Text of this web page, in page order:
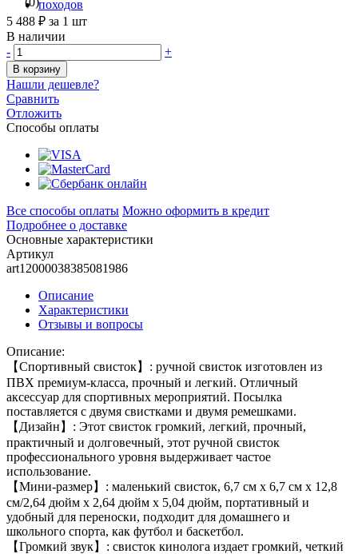
5 488 ₽ за 1 шт
В наличии
-
+
В корзину
Нашли дешевле?
Сравнить
Отложить
Способы оплаты
Все способы оплаты Можно оформить в кредит
Подробнее о доставке
Основные характеристики
Артикул
art12000038385081986
Описание
Характеристики
Отзывы и вопросы
Описание:
【Спортивный свисток】: ручной свисток изготовлен из
ПВХ премиум-класса, прочный и легкий. Отличный
аксессуар для спортивных мероприятий. Посылка
поставляется с двумя свистками и двумя ремешками.
【Дизайн】: Этот свисток громкий, легкий, прочный,
практичный и долговечный, этот ручной свисток
профессионального уровня выдерживает частое
использование.
【Мини-размер】: маленький свисток, 6,7 см x 6,7 см x 12,8
см/2,64 дюйм x 2,64 дюйм x 5,04 дюйм, портативный и
удобный для переноски, подходит для домашнего и
школьного спорта, как футбол и баскетбол.
【Громкий звук】: свисток кинолога издает громкий, четкий